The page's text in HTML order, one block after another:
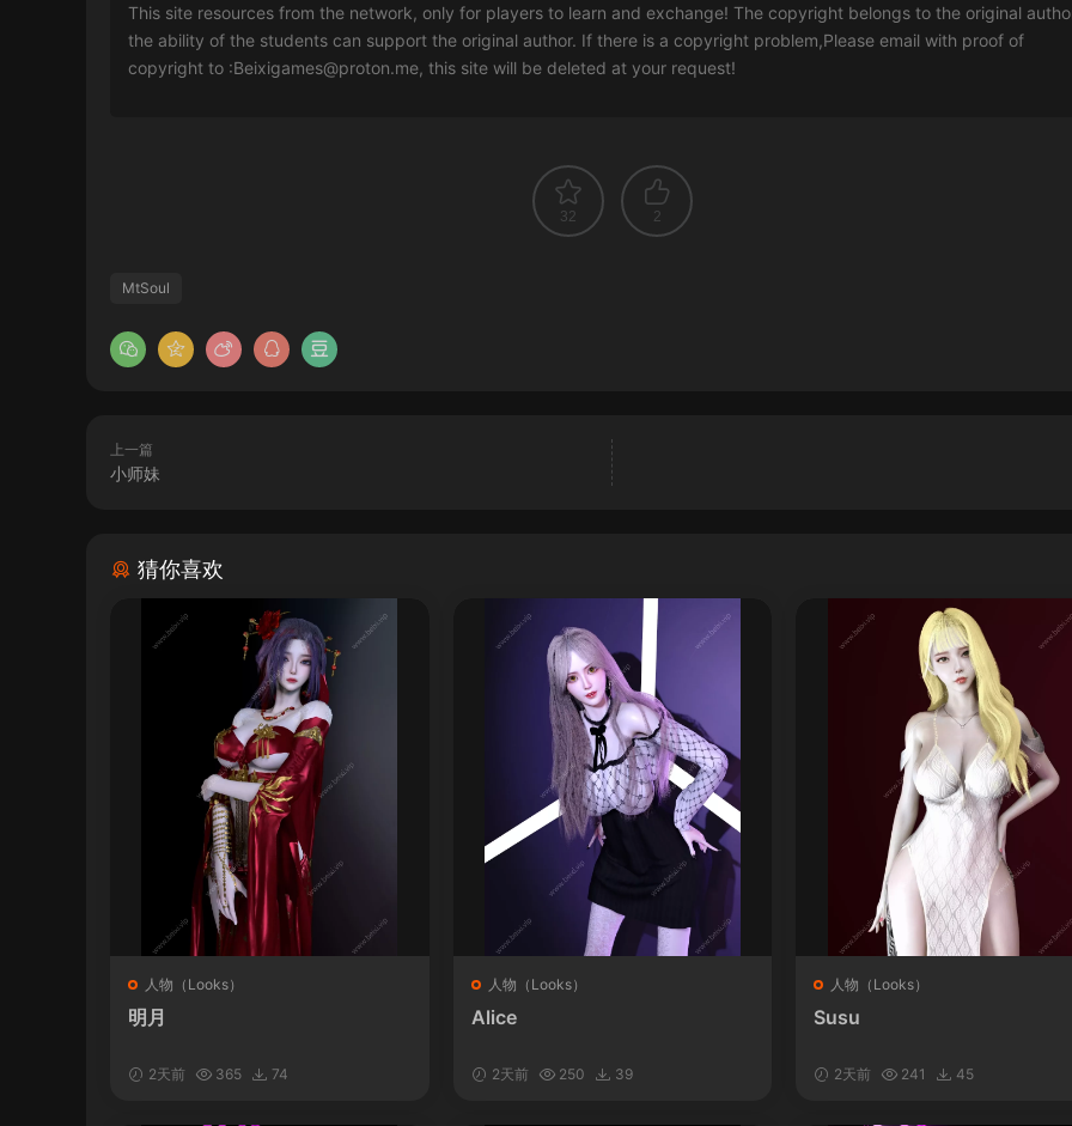
This site resources from the network, only for players to learn and exchange! The copyright belongs to the original
the ability of the students can support the original author. If there is a copyright problem,Please email with proof of
copyright to :Beixigames@proton.me, this site will be deleted at your request!
32 2
MtSoul
上一篇
小师妹
猜你喜欢
人物（Looks）
明月
2天前 365 74
人物（Looks）
Alice
2天前 250 39
人物（Looks）
Susu
2天前 241 45